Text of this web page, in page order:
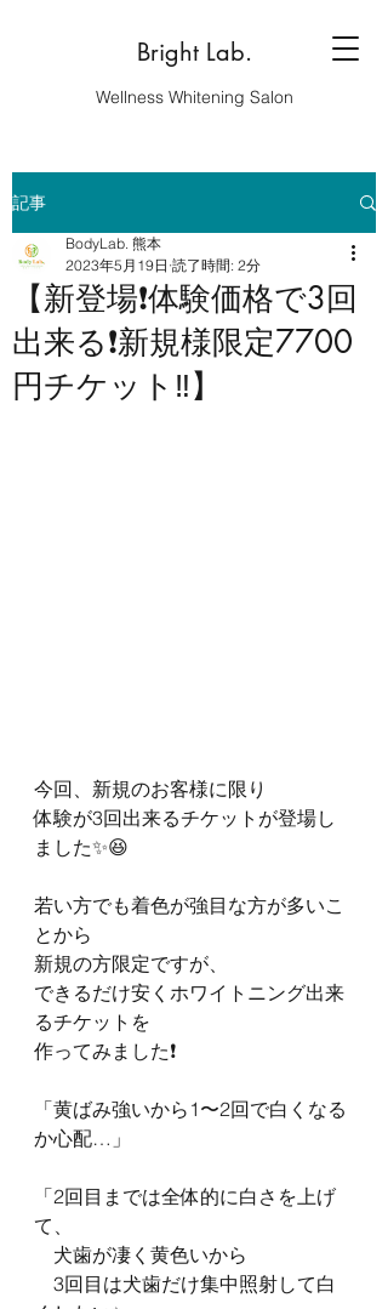
Bright Lab.
Wellness Whitening Salon
記事
【新登場❗️体験価格で3回
出来る❗️新規様限定7700
円チケット‼️】
BodyLab. 熊本
2023年5月19日 読了時間: 2分
今回、新規のお客様に限り
体験が3回出来るチケットが登場し
ました✨😆
若い方でも着色が強目な方が多いこ
とから
新規の方限定ですが、
できるだけ安くホワイトニング出来
るチケットを
作ってみました❗️
「黄ばみ強いから1〜2回で白くなる
か心配…」
「2回目までは全体的に白さを上げ
て、
犬歯が凄く黄色いから
3回目は犬歯だけ集中照射して白